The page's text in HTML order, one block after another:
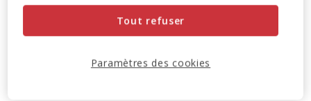
-10% sur votre première commande* avec votre Carte
Animalis. Offre non cumulable aux autres promotions en
Voir conditions
Tout refuser
Paramètres des cookies